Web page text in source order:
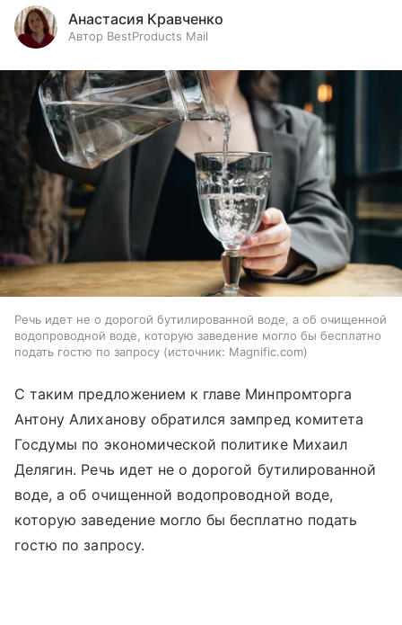
Анастасия Кравченко
Автор BestProducts Mail
Речь идет не о дорогой бутилированной воде, а об очищенной
водопроводной воде, которую заведение могло бы бесплатно
подать гостю по запросу
источник: Magnific.com
С таким предложением к главе Минпромторга
Антону Алиханову обратился зампред комитета
Госдумы по экономической политике Михаил
Делягин. Речь идет не о дорогой бутилированной
воде, а об очищенной водопроводной воде,
которую заведение могло бы бесплатно подать
гостю по запросу.